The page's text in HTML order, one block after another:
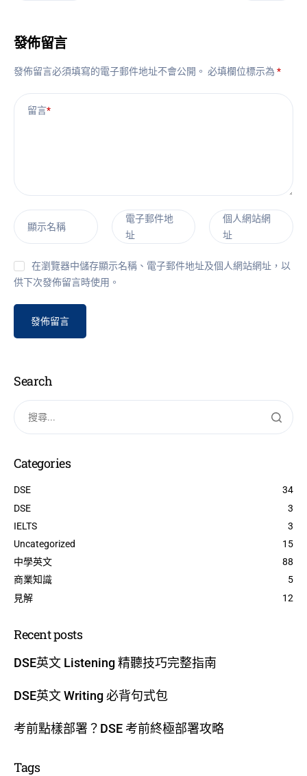
發佈留言
發佈留言必須填寫的電子郵件地址不會公開。 必填欄位標示為 *
留言*
顯示名稱
電子郵件地
址
個人網站網
址
在瀏覽器中儲存顯示名稱、電子郵件地址及個人網站網址，以
供下次發佈留言時使用。
Search
Categories
DSE
34
DSE
3
IELTS
3
Uncategorized
15
中學英文
88
商業知識
5
見解
12
Recent posts
DSE英文 Listening 精聽技巧完整指南
DSE英文 Writing 必背句式包
考前點樣部署？DSE 考前終極部署攻略
Tags